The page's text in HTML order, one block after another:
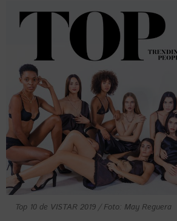
Top 10 de VISTAR 2019 / Foto: May Reguera